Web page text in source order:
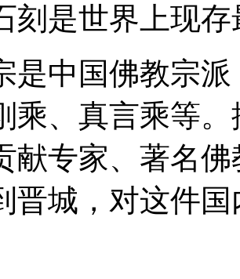
刻是世界上现
中国佛教宗派
乘、真言乘等
献专家、著名
晋城，对这件